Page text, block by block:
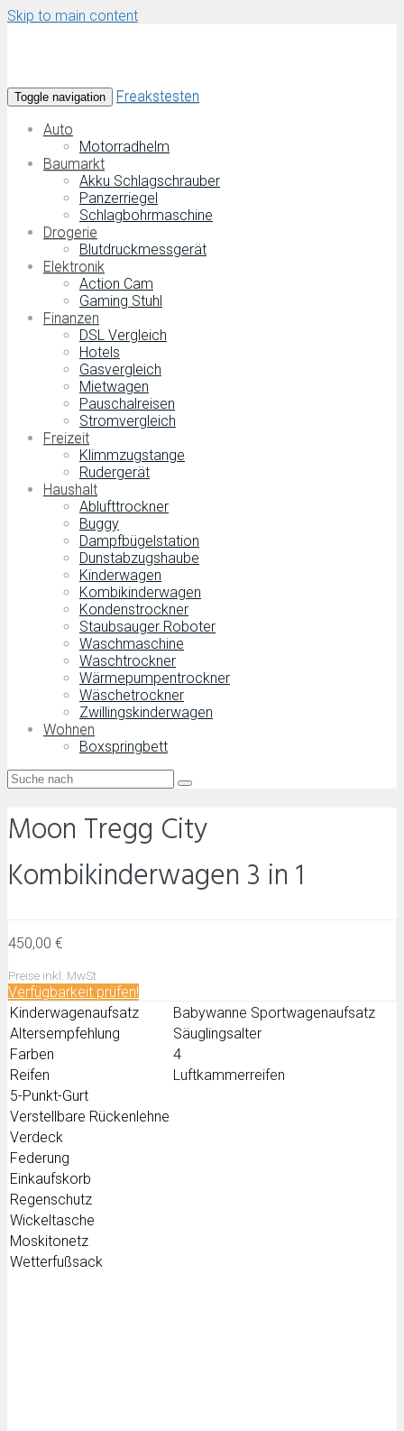
Skip to main content
Toggle navigation
Freakstesten
Auto
Motorradhelm
Baumarkt
Akku Schlagschrauber
Panzerriegel
Schlagbohrmaschine
Drogerie
Blutdruckmessgerät
Elektronik
Action Cam
Gaming Stuhl
Finanzen
DSL Vergleich
Hotels
Gasvergleich
Mietwagen
Pauschalreisen
Stromvergleich
Freizeit
Klimmzugstange
Rudergerät
Haushalt
Ablufttrockner
Buggy
Dampfbügelstation
Dunstabzugshaube
Kinderwagen
Kombikinderwagen
Kondenstrockner
Staubsauger Roboter
Waschmaschine
Waschtrockner
Wärmepumpentrockner
Wäschetrockner
Zwillingskinderwagen
Wohnen
Boxspringbett
Moon Tregg City
Kombikinderwagen 3 in 1
450,00 €
Preise inkl. MwSt
Verfügbarkeit prüfen!
Kinderwagenaufsatz
Babywanne Sportwagenaufsatz
Altersempfehlung
Säuglingsalter
Farben
4
Reifen
Luftkammerreifen
5-Punkt-Gurt
Verstellbare Rückenlehne
Verdeck
Federung
Einkaufskorb
Regenschutz
Wickeltasche
Moskitonetz
Wetterfußsack